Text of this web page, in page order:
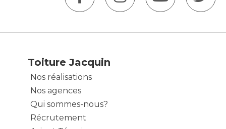
Toiture Jacquin
Nos réalisations
Nos agences
Qui sommes-nous?
Récrutement